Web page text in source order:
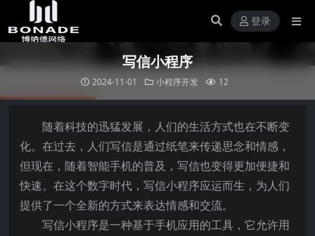
登录
写信小程序
2024-11-01 小程序开发 12
随着科技的迅猛发展，人们的生活方式也在不断变
化。在过去，人们写信是通过纸笔来传递思念和情感，
但现在，随着智能手机的普及，写信也变得更加便捷和
快速。在这个数字时代，写信小程序应运而生，为人们
提供了一个全新的方式来表达情感和交流。
写信小程序是一种基于手机应用的工具，它允许用